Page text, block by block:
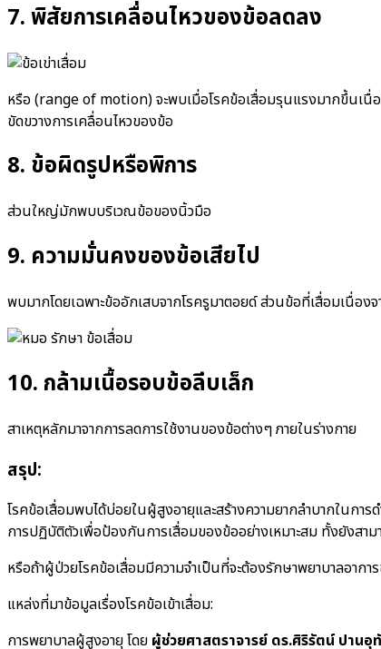
7. พิสัยการเคลื่อนไหวของข้อลดลง
หรือ (range of motion) จะพบเมื่อโรคข้อเสื่อมรุนแรงมากขึ้นเนื่
ขัดขวางการเคลื่อนไหวของข้อ
8. ข้อผิดรูปหรือพิการ
ส่วนใหญ่มักพบบริเวณข้อของนิ้วมือ
9. ความมั่นคงของข้อเสียไป
พบมากโดยเฉพาะข้ออักเสบจากโรครูมาตอยด์ ส่วนข้อที่เสื่อมเนื่อ
10. กล้ามเนื้อรอบข้อลีบเล็ก
สาเหตุหลักมาจากการลดการใช้งานของข้อต่างๆ ภายในร่างกาย
สรุป:
โรคข้อเสื่อมพบได้บ่อยในผู้สูงอายุและสร้างความยากลำบากในก
การปฏิบัติตัวเพื่อป้องกันการเสื่อมของข้ออย่างเหมาะสม ทั้งยังส
หรือถ้าผู้ป่วยโรคข้อเสื่อมมีความจำเป็นที่จะต้องรักษาพยาบาลอา
แหล่งที่มาข้อมูลเรื่องโรคข้อเข้าเสื่อม:
การพยาบาลผู้สูงอายุ โดย ผู้ช่วยศาสตราจารย์ ดร.ศิริรัตน์ ปานอุ